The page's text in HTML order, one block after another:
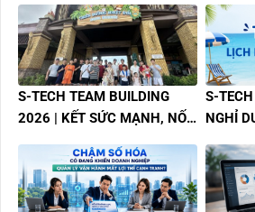
S-TECH TEAM BUILDING
2026 | KẾT SỨC MẠNH, NỐI
S-
NGHỈ